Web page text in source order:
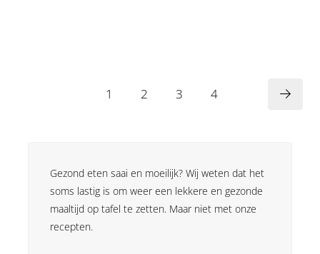
1 2 3 4
Gezond eten saai en moeilijk? Wij weten dat het
soms lastig is om weer een lekkere en gezonde
maaltijd op tafel te zetten. Maar niet met onze
recepten.